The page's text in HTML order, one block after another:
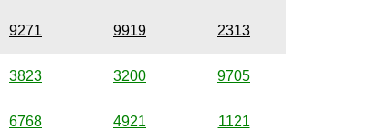
9271 9919 2313
3823 3200 9705
6768 4921 1121